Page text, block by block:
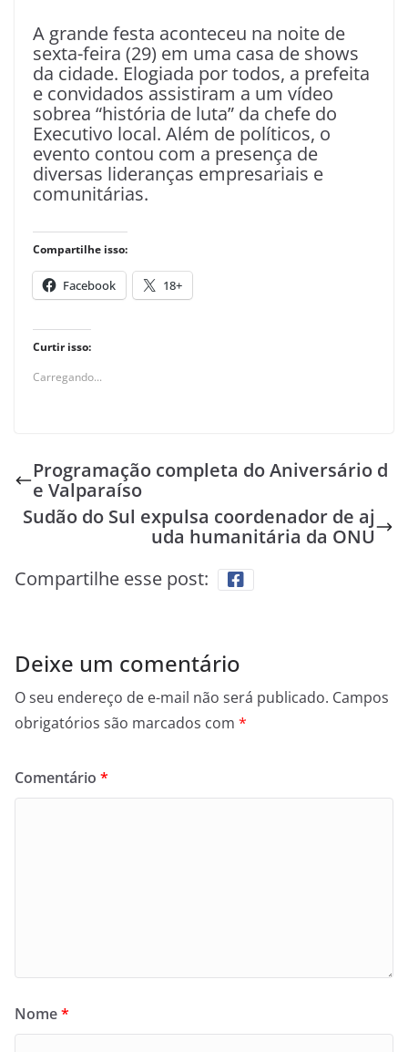
A grande festa aconteceu na noite de
sexta-feira (29) em uma casa de shows
da cidade. Elogiada por todos, a prefeita
e convidados assistiram a um vídeo
sobrea “história de luta” da chefe do
Executivo local. Além de políticos, o
evento contou com a presença de
diversas lideranças empresariais e
comunitárias.
Compartilhe isso:
Facebook 18+
Curtir isso:
Carregando...
Programação completa do Aniversário d
e Valparaíso
Sudão do Sul expulsa coordenador de aj
uda humanitária da ONU
Compartilhe esse post:
Deixe um comentário
O seu endereço de e-mail não será publicado. Campos
obrigatórios são marcados com *
Comentário *
Nome*